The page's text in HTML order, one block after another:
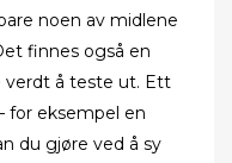
noen av midlene
finnes også en
verdt å teste ut. Ett
for eksempel en
du gjøre ved å sy